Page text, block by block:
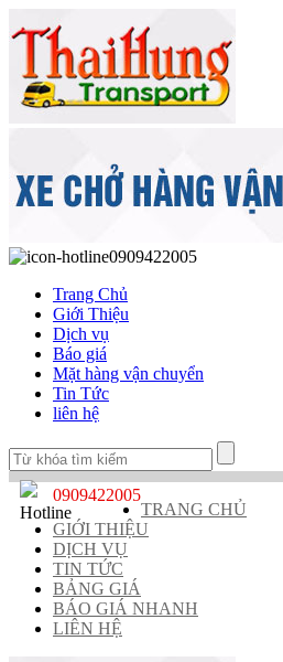
0909422005
Trang Chủ
Giới Thiệu
Dịch vụ
Báo giá
Mặt hàng vận chuyển
Tin Tức
liên hệ
0909422005
TRANG CHỦ
GIỚI THIỆU
DỊCH VỤ
TIN TỨC
BẢNG GIÁ
BÁO GIÁ NHANH
LIÊN HỆ